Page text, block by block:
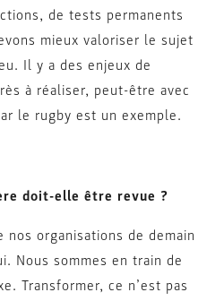
de tests permanents
mieux valoriser le sujet
Il y a des enjeux de
à réaliser, peut-être avec
le rugby est un exemple.
doit-elle être revue ?
organisations de demain
Nous sommes en train de
Transformer, ce n’est pas